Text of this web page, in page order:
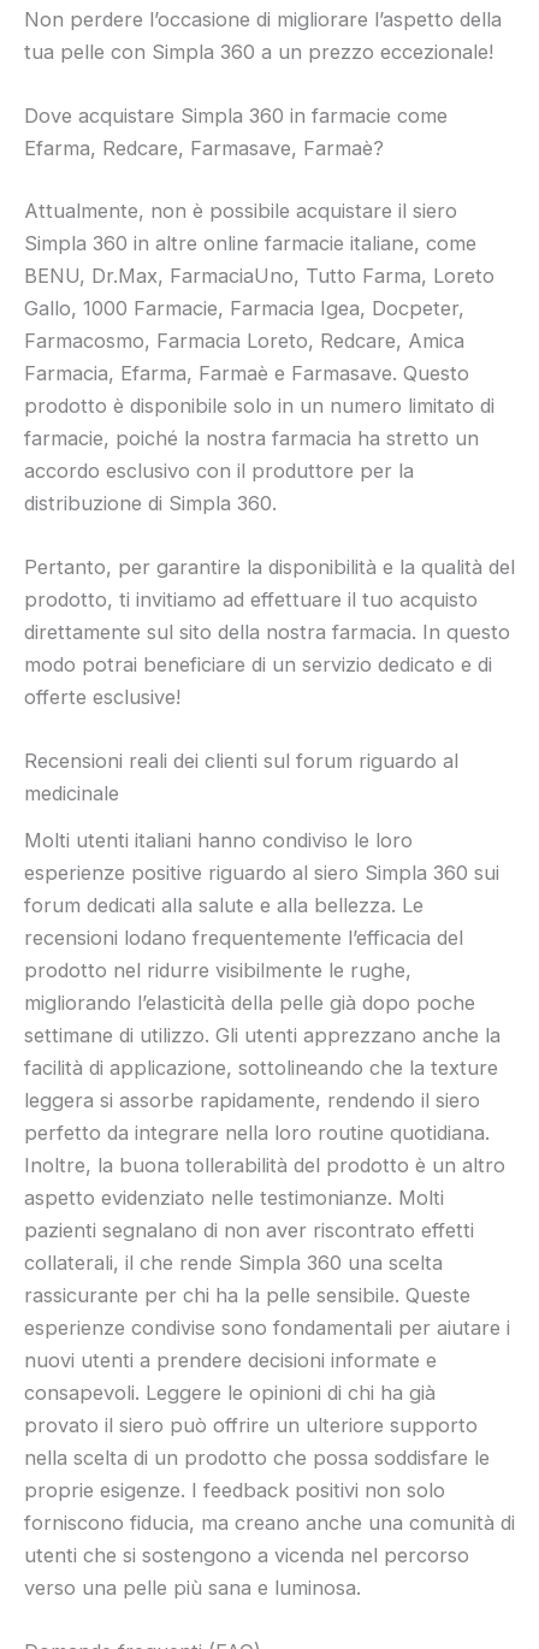
Non perdere l’occasione di migliorare l’aspetto della
tua pelle con Simpla 360 a un prezzo eccezionale!
Dove acquistare Simpla 360 in farmacie come
Efarma, Redcare, Farmasave, Farmaè?
Attualmente, non è possibile acquistare il siero
Simpla 360 in altre online farmacie italiane, come
BENU, Dr.Max, FarmaciaUno, Tutto Farma, Loreto
Gallo, 1000 Farmacie, Farmacia Igea, Docpeter,
Farmacosmo, Farmacia Loreto, Redcare, Amica
Farmacia, Efarma, Farmaè e Farmasave. Questo
prodotto è disponibile solo in un numero limitato di
farmacie, poiché la nostra farmacia ha stretto un
accordo esclusivo con il produttore per la
distribuzione di Simpla 360.
Pertanto, per garantire la disponibilità e la qualità del
prodotto, ti invitiamo ad effettuare il tuo acquisto
direttamente sul sito della nostra farmacia. In questo
modo potrai beneficiare di un servizio dedicato e di
offerte esclusive!
Recensioni reali dei clienti sul forum riguardo al
medicinale
Molti utenti italiani hanno condiviso le loro
esperienze positive riguardo al siero Simpla 360 sui
forum dedicati alla salute e alla bellezza. Le
recensioni lodano frequentemente l’efficacia del
prodotto nel ridurre visibilmente le rughe,
migliorando l’elasticità della pelle già dopo poche
settimane di utilizzo. Gli utenti apprezzano anche la
facilità di applicazione, sottolineando che la texture
leggera si assorbe rapidamente, rendendo il siero
perfetto da integrare nella loro routine quotidiana.
Inoltre, la buona tollerabilità del prodotto è un altro
aspetto evidenziato nelle testimonianze. Molti
pazienti segnalano di non aver riscontrato effetti
collaterali, il che rende Simpla 360 una scelta
rassicurante per chi ha la pelle sensibile. Queste
esperienze condivise sono fondamentali per aiutare i
nuovi utenti a prendere decisioni informate e
consapevoli. Leggere le opinioni di chi ha già
provato il siero può offrire un ulteriore supporto
nella scelta di un prodotto che possa soddisfare le
proprie esigenze. I feedback positivi non solo
forniscono fiducia, ma creano anche una comunità di
utenti che si sostengono a vicenda nel percorso
verso una pelle più sana e luminosa.